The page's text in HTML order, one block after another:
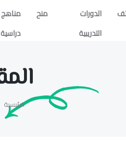
الدورات
التدريبية
منح
مناهج
دراسية
الرئيسية